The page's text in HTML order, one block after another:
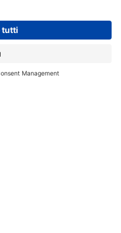
Prophecy
tecnica manuale.
–offre al